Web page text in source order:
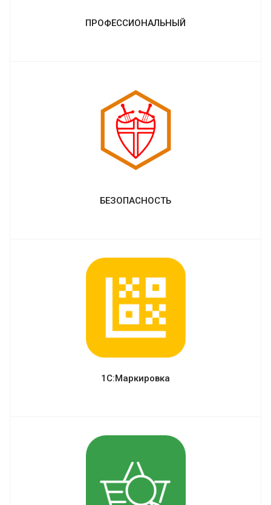
ПРОФЕССИОНАЛЬНЫЙ
БЕЗОПАСНОСТЬ
1С:Маркировка